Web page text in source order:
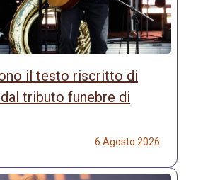
il testo riscritto di
dal tributo funebre di
6 Agosto 2026